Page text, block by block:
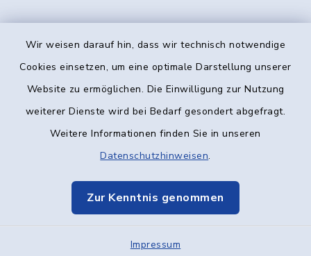
Wir weisen darauf hin, dass wir technisch notwendige
Cookies einsetzen, um eine optimale Darstellung unserer
Website zu ermöglichen. Die Einwilligung zur Nutzung
weiterer Dienste wird bei Bedarf gesondert abgefragt.
Weitere Informationen finden Sie in unseren
Datenschutzhinweisen.
Zur Kenntnis genommen
Impressum
Kontakt
Datenschutz
Elektronische Kommunikation
Sitemap